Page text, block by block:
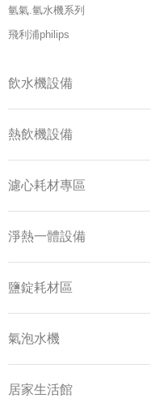
氫氣.氫水機系列
飛利浦philips
飲水機設備
熱飲機設備
濾心耗材專區
淨熱一體設備
鹽錠耗材區
氣泡水機
居家生活館